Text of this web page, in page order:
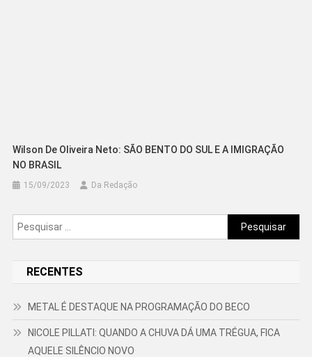
Wilson De Oliveira Neto: SÃO BENTO DO SUL E A IMIGRAÇÃO
NO BRASIL
15/09/2023 Da Redação
Pesquisar
por:
RECENTES
METAL É DESTAQUE NA PROGRAMAÇÃO DO BECO
NICOLE PILLATI: QUANDO A CHUVA DÁ UMA TRÉGUA, FICA
AQUELE SILÊNCIO NOVO